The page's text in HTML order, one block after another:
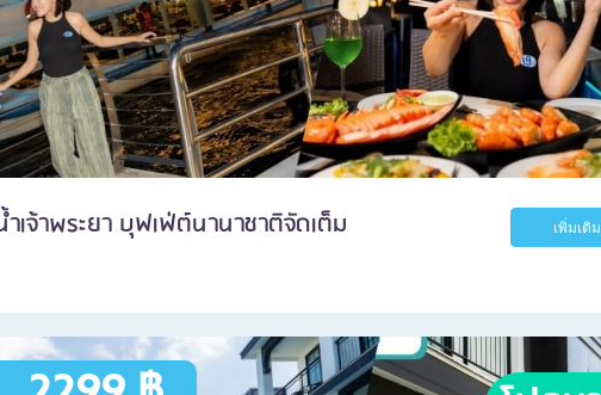
ำเจ้าพระยา บุฟเฟ่ต์นานาชาติจัดเต็ม
เพิ่มเติม